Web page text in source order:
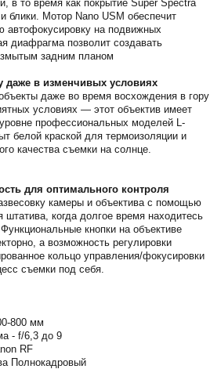
в то время как покрытие Super Spectra
блики. Мотор Nano USM обеспечит
автофокусировку на подвижных
диафрагма позволит создавать
задним планом
даже в изменчивых условиях
даже во время восхождения в гору
условиях — этот объектив имеет
профессиональных моделей L-
белой краской для термоизоляции и
качества съемки на солнце.
для оптимального контроля
камеры и объектива с помощью
штатива, когда долгое время находитесь
кнопки на объективе
а возможность регулировки
кольцо управления/фокусировки
съемки под себя.
800 мм
- f/6,3 до 9
RF
Полнокадровый